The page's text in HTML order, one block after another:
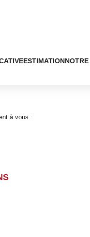
ESTIMATION
à vous :